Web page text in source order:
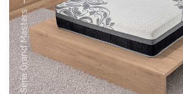
Série Grand Masters